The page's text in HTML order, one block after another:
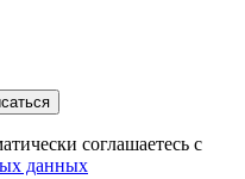
соглашаетесь с
данных